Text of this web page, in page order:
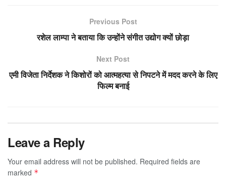
Previous Post
रशेल लाम्पा ने बताया कि उन्होंने संगीत उद्योग क्यों छोड़ा
Next Post
एमी विजेता निर्देशक ने किशोरों को आत्महत्या से निपटने में मदद करने के लिए
फिल्म बनाई
Leave a Reply
Your email address will not be published. Required fields are
marked *